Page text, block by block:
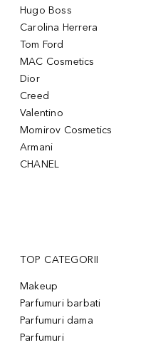
Hugo Boss
Carolina Herrera
Tom Ford
MAC Cosmetics
Dior
Creed
Valentino
Momirov Cosmetics
Armani
CHANEL
TOP CATEGORII
Makeup
Parfumuri barbati
Parfumuri dama
Parfumuri